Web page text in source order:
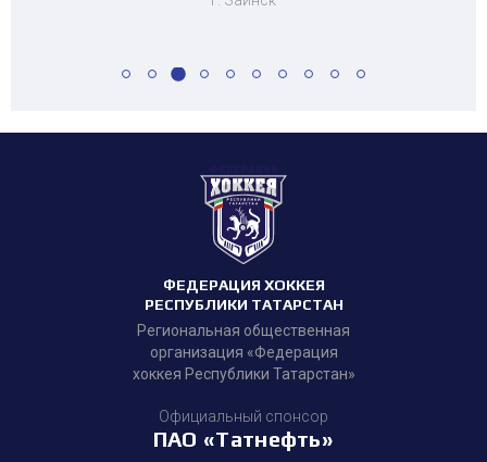
ФЕДЕРАЦИЯ ХОККЕЯ
РЕСПУБЛИКИ ТАТАРСТАН
Региональная общественная
организация «Федерация
хоккея Республики Татарстан»
Официальный спонсор
ПАО «Татнефть»